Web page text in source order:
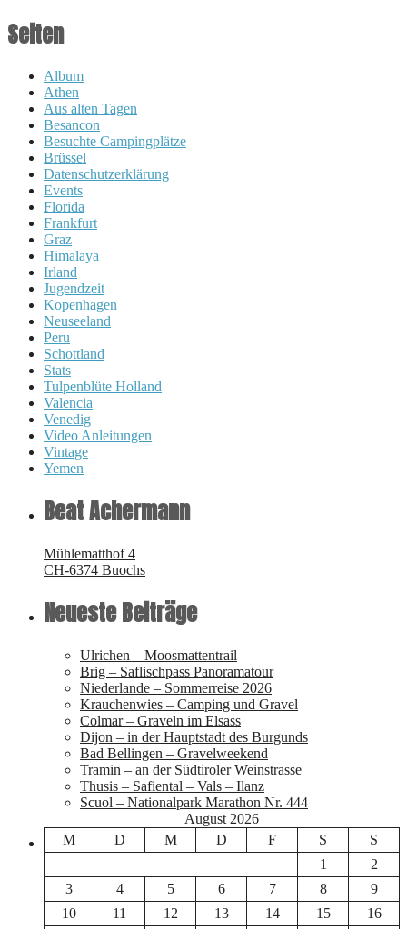
Seiten
Album
Athen
Aus alten Tagen
Besancon
Besuchte Campingplätze
Brüssel
Datenschutzerklärung
Events
Florida
Frankfurt
Graz
Himalaya
Irland
Jugendzeit
Kopenhagen
Neuseeland
Peru
Schottland
Stats
Tulpenblüte Holland
Valencia
Venedig
Video Anleitungen
Vintage
Yemen
Beat Achermann
Mühlematthof 4
CH-6374 Buochs
Neueste Beiträge
Ulrichen – Moosmattentrail
Brig – Saflischpass Panoramatour
Niederlande – Sommerreise 2026
Krauchenwies – Camping und Gravel
Colmar – Graveln im Elsass
Dijon – in der Hauptstadt des Burgunds
Bad Bellingen – Gravelweekend
Tramin – an der Südtiroler Weinstrasse
Thusis – Safiental – Vals – Ilanz
Scuol – Nationalpark Marathon Nr. 444
August 2026
M
D M D F S
S
1
2
3
4 5 6 7 8
9
10
11 12 13 14 15 16